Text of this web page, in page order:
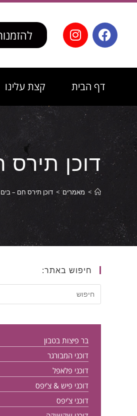
דף הבית קצת עלינו
דוכן
> מאמרים > דוכן תירס חם –
חיפוש באתר:
בר פיצות בטבון
דוכני המבורגר
דוכני פלאפל
דוכני פיש & צ'יפס
דוכני צ'יפס